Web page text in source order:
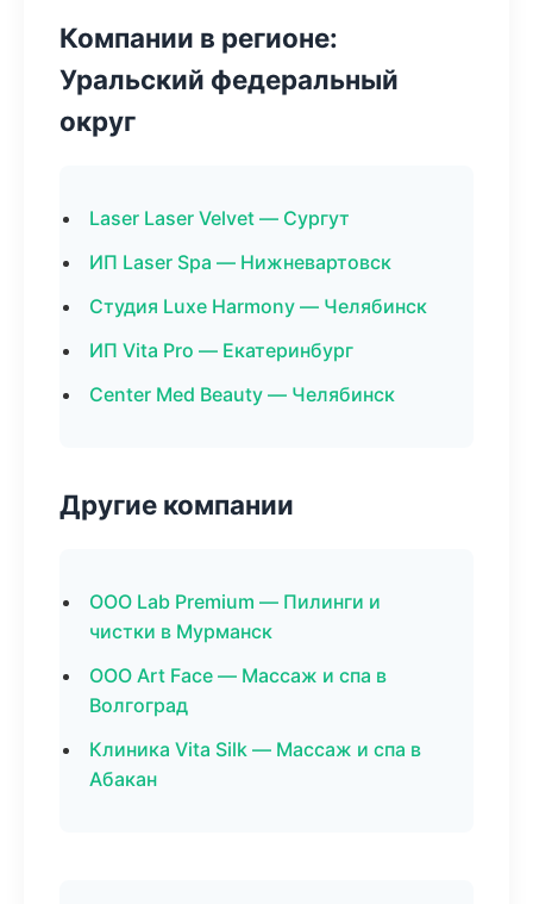
Компании в регионе:
Уральский федеральный
округ
Laser Laser Velvet — Сургут
ИП Laser Spa — Нижневартовск
Студия Luxe Harmony — Челябинск
ИП Vita Pro — Екатеринбург
Center Med Beauty — Челябинск
Другие компании
ООО Lab Premium — Пилинги и
чистки в Мурманск
ООО Art Face — Массаж и спа в
Волгоград
Клиника Vita Silk — Массаж и спа в
Абакан